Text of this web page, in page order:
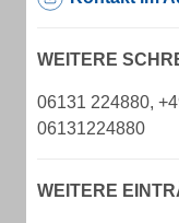
WEITERE
06131 224880,
06131224880
WEITERE